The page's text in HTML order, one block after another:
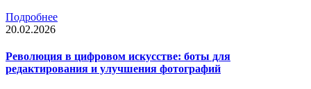
Подробнее
20.02.2026
Революция в цифровом искусстве: боты для
редактирования и улучшения фотографий